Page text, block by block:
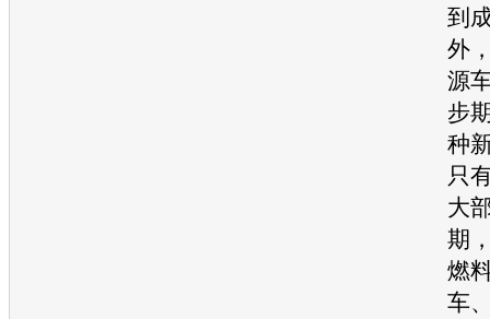
到
外
源
步
种
只
大
期
燃
车